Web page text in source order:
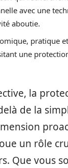
avec une
aboutie.
pratique
une
la
de la
un rôle
Que vous